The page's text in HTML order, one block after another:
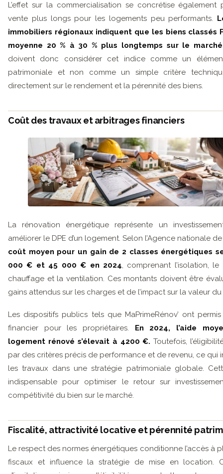
L’effet sur la commercialisation se concrétise
vente plus longs pour les logements peu performants.
immobiliers régionaux indiquent que les biens classés
moyenne 20 % à 30 % plus longtemps sur le
doivent donc considérer cet indice comme un
patrimoniale et non comme un simple critère
directement sur le rendement et la pérennité des biens.
Coût des travaux et arbitrages financiers
La rénovation énergétique représente un
améliorer le DPE d’un logement. Selon l’Agence nationale
coût moyen pour un gain de 2 classes énergétiques
000 € et 45 000 € en 2024 , comprenant l’isolation,
chauffage et la ventilation. Ces montants doivent être
gains attendus sur les charges et de l’impact sur la valeur
Les dispositifs publics tels que MaPrimeRénov’ ont
financier pour les propriétaires. En 2024, l’aide
logement rénové s’élevait à 4200 €.Toutefois,
par des critères précis de performance et de revenu, ce qui
les travaux dans une stratégie patrimoniale globale.
indispensable pour optimiser le retour sur
compétitivité du bien sur le marché.
Fiscalité, attractivité locative et pérennité
Le respect des normes énergétiques conditionne l’accès à
fiscaux et influence la stratégie de mise en location.